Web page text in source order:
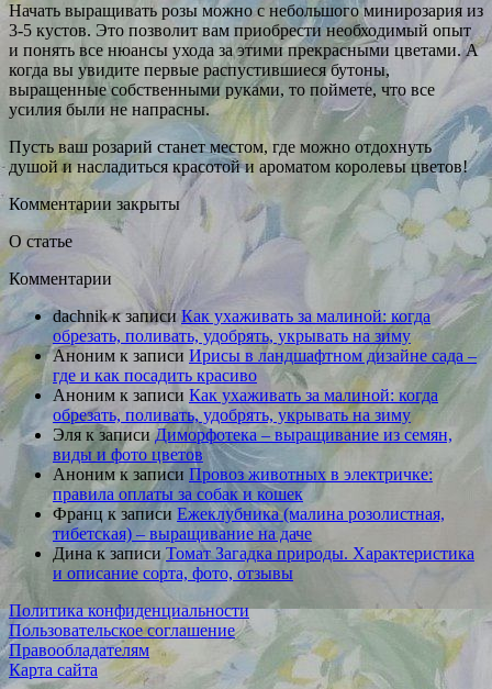
Начать выращивать розы можно с небольшого минирозария из
3-5 кустов. Это позволит вам приобрести необходимый опыт
и понять все нюансы ухода за этими прекрасными цветами. А
когда вы увидите первые распустившиеся бутоны,
выращенные собственными руками, то поймете, что все
усилия были не напрасны.
Пусть ваш розарий станет местом, где можно отдохнуть
душой и насладиться красотой и ароматом королевы цветов!
Комментарии закрыты
О статье
Комментарии
dachnikк записиКак ухаживать за малиной: когда
обрезать, поливать, удобрять, укрывать на зиму
Аноним к записи Ирисы в ландшафтном дизайне сада –
где и как посадить красиво
Аноним к записи Как ухаживать за малиной: когда
обрезать, поливать, удобрять, укрывать на зиму
Эля к записиДиморфотека – выращивание из семян,
виды и фото цветов
Анонимк записи Провоз животных в электричке:
правила оплаты за собак и кошек
Франц к записи Ежеклубника (малина розолистная,
тибетская) – выращивание на даче
Дина к записиТомат Загадка природы. Характеристика
и описание сорта, фото, отзывы
Политика конфиденциальности
Пользовательское соглашение
Правообладателям
Карта сайта